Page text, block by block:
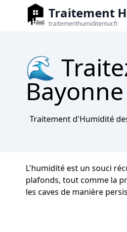
Traitement
traitementhumiditemur.fr
🌊
Traitement d'Humidité
L'humidité est un souci
plafonds, tout comme la
les caves de manière